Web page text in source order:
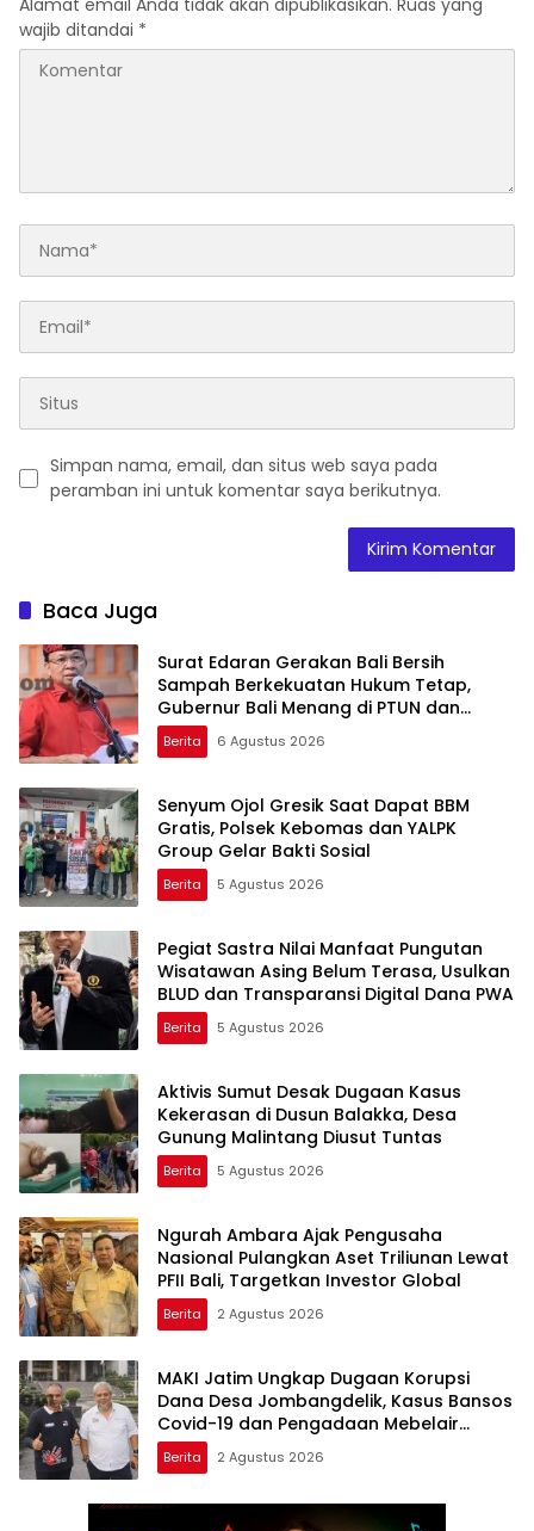
Alamat email Anda tidak akan dipublikasikan. Ruas yang
wajib ditandai *
Simpan nama, email, dan situs web saya pada
peramban ini untuk komentar saya berikutnya.
Baca Juga
Surat Edaran Gerakan Bali Bersih
Sampah Berkekuatan Hukum Tetap,
Gubernur Bali Menang di PTUN dan
Banding
Berita 6 Agustus 2026
Senyum Ojol Gresik Saat Dapat BBM
Gratis, Polsek Kebomas dan YALPK
Group Gelar Bakti Sosial
Berita 5 Agustus 2026
Pegiat Sastra Nilai Manfaat Pungutan
Wisatawan Asing Belum Terasa, Usulkan
BLUD dan Transparansi Digital Dana PWA
Berita 5 Agustus 2026
Aktivis Sumut Desak Dugaan Kasus
Kekerasan di Dusun Balakka, Desa
Gunung Malintang Diusut Tuntas
Berita 5 Agustus 2026
Ngurah Ambara Ajak Pengusaha
Nasional Pulangkan Aset Triliunan Lewat
PFII Bali, Targetkan Investor Global
Berita 2 Agustus 2026
MAKI Jatim Ungkap Dugaan Korupsi
Dana Desa Jombangdelik, Kasus Bansos
Covid-19 dan Pengadaan Mebelair
Segera Dilaporkan ke Kejati Jatim
Berita 2 Agustus 2026